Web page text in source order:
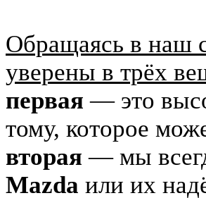
Обращаясь в наш
уверены в трёх
первая — это
тому, которое
вторая — мы
Mazda или их